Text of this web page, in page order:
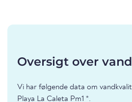
Oversigt over
Vi har følgende data om
Playa La Caleta Pm1 *.